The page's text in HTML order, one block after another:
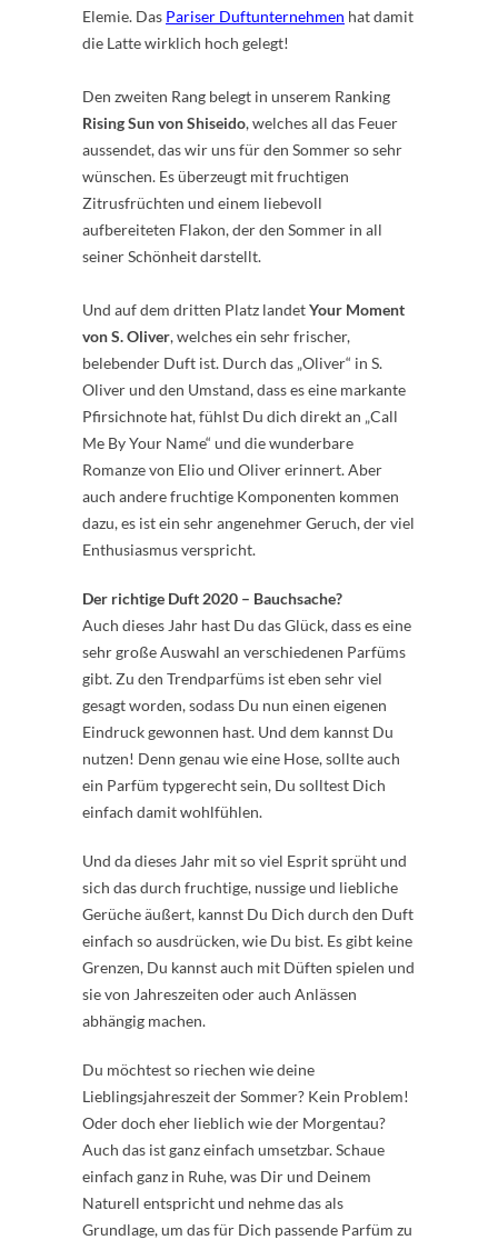
Elemie. Das Pariser Duftunternehmen hat damit
die Latte wirklich hoch gelegt!
Den zweiten Rang belegt in unserem Ranking
Rising Sun von Shiseido, welches all das Feuer
aussendet, das wir uns für den Sommer so sehr
wünschen. Es überzeugt mit fruchtigen
Zitrusfrüchten und einem liebevoll
aufbereiteten Flakon, der den Sommer in all
seiner Schönheit darstellt.
Und auf dem dritten Platz landetYour Moment
von S. Oliver, welches ein sehr frischer,
belebender Duft ist. Durch das „Oliver“ in S.
Oliver und den Umstand, dass es eine markante
Pfirsichnote hat, fühlst Du dich direkt an „Call
Me By Your Name“ und die wunderbare
Romanze von Elio und Oliver erinnert. Aber
auch andere fruchtige Komponenten kommen
dazu, es ist ein sehr angenehmer Geruch, der viel
Enthusiasmus verspricht.
Der richtige Duft 2020 – Bauchsache?
Auch dieses Jahr hast Du das Glück, dass es eine
sehr große Auswahl an verschiedenen Parfüms
gibt. Zu den Trendparfüms ist eben sehr viel
gesagt worden, sodass Du nun einen eigenen
Eindruck gewonnen hast. Und dem kannst Du
nutzen! Denn genau wie eine Hose, sollte auch
ein Parfüm typgerecht sein, Du solltest Dich
einfach damit wohlfühlen.
Und da dieses Jahr mit so viel Esprit sprüht und
sich das durch fruchtige, nussige und liebliche
Gerüche äußert, kannst Du Dich durch den Duft
einfach so ausdrücken, wie Du bist. Es gibt keine
Grenzen, Du kannst auch mit Düften spielen und
sie von Jahreszeiten oder auch Anlässen
abhängig machen.
Du möchtest so riechen wie deine
Lieblingsjahreszeit der Sommer? Kein Problem!
Oder doch eher lieblich wie der Morgentau?
Auch das ist ganz einfach umsetzbar. Schaue
einfach ganz in Ruhe, was Dir und Deinem
Naturell entspricht und nehme das als
Grundlage, um das für Dich passende Parfüm zu